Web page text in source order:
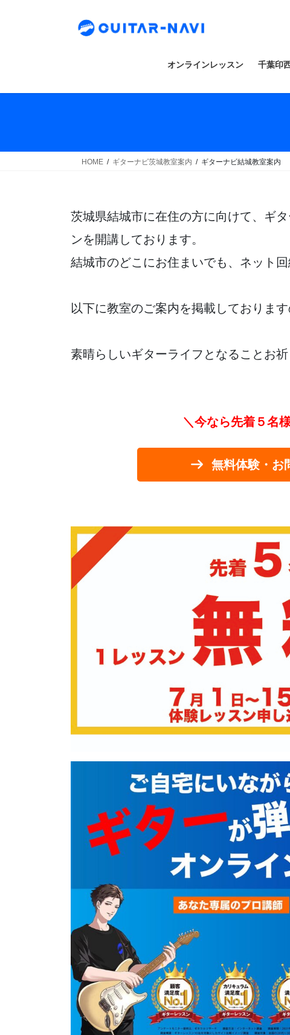
オンラインレッスン 千葉印
HOME ギターナビ茨城教室案内 ギターナビ結城教室案内
茨城県結城市に在住の方に向けて、ギ
ンを開講しております。
結城市のどこにお住まいでも、ネット回
以下に教室のご案内を掲載しておりま
素晴らしいギターライフとなることお祈
＼今なら先着５名
無料体験・お